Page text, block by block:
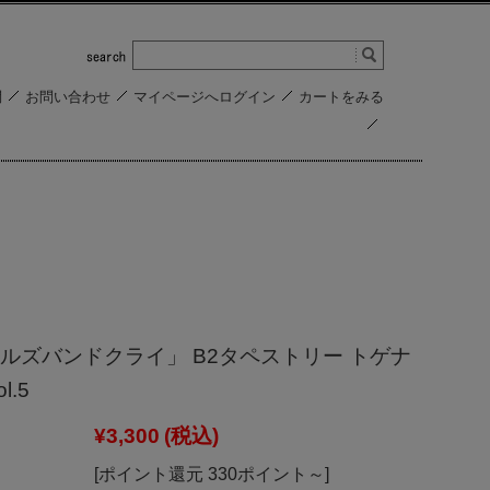
お問い合わせ マイページへログイン カートをみる
ズバンドクライ」 B2タペストリー トゲナ
¥3,300 (税込)
[ポイント還元 330ポイント～]